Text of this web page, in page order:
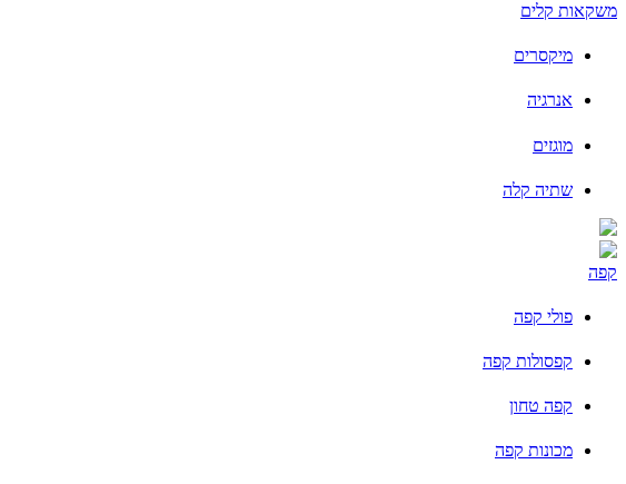
משקאות קלים
מיקסרים
אנרגיה
מוגזים
שתיה קלה
קפה
פולי קפה
קפסולות קפה
קפה טחון
מכונות קפה